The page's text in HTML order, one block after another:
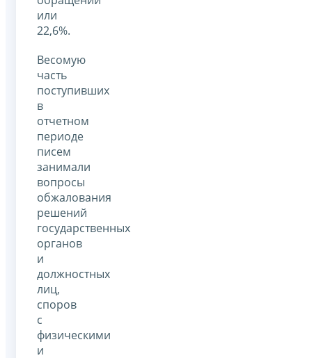
или
22,6%.
Весомую
часть
поступивших
в
отчетном
периоде
писем
занимали
вопросы
обжалования
решений
государственных
органов
и
должностных
лиц,
споров
с
физическими
и